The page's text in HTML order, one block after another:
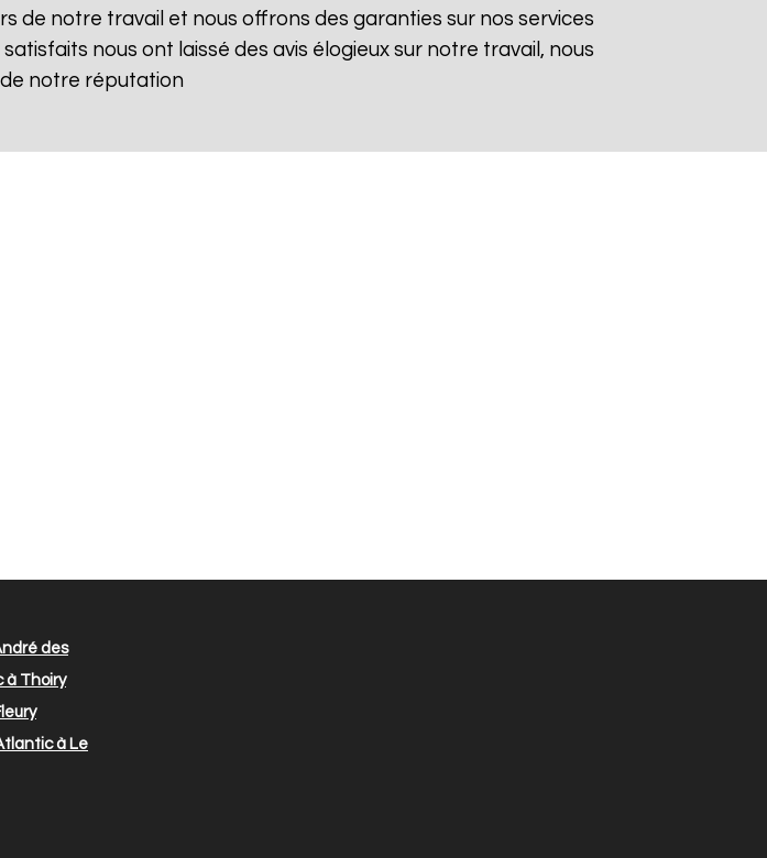
de notre travail et nous offrons des garanties sur nos services
nous ont laissé des avis élogieux sur notre travail, nous
notre réputation
des
Thoiry
à Le